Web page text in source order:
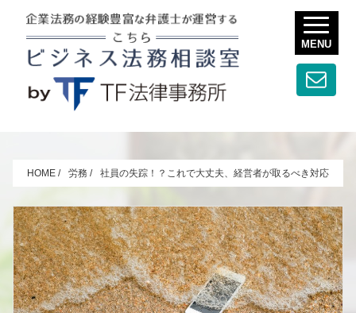
HOME / 労務 / 社員の失踪！？これで大丈夫、経営者が取るべき対応
MENU